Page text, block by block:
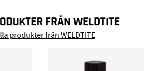
FRÅN WELDTITE
produkter från WELDTITE